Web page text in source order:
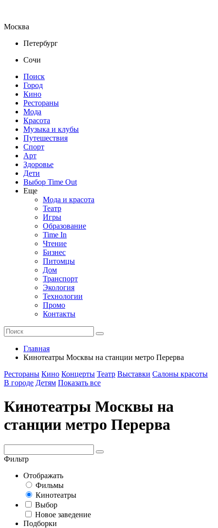
Москва
Петербург
Сочи
Поиск
Город
Кино
Рестораны
Мода
Красота
Музыка и клубы
Путешествия
Спорт
Арт
Здоровье
Дети
Выбор Time Out
Еще
Мода и красота
Театр
Игры
Образование
Time In
Чтение
Бизнес
Питомцы
Дом
Транспорт
Экология
Технологии
Промо
Контакты
Главная
Кинотеатры Москвы на станции метро Перерва
Рестораны Кино Концерты Театр Выставки Салоны красоты
В городе Детям Показать все
Кинотеатры Москвы на
станции метро Перерва
Фильтр
Отображать
Фильмы
Кинотеатры
Выбор
Новое заведение
Подборки